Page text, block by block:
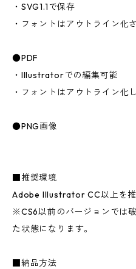
・SVG1.1で保存
・フォントはアウトライン化
●PDF
・Illustratorでの編集可能
・フォントはアウトライン化
●PNG画像
■推奨環境
Adobe Illustrator CC以上を
※CS6以前のバージョンでは
た状態になります。
■納品方法